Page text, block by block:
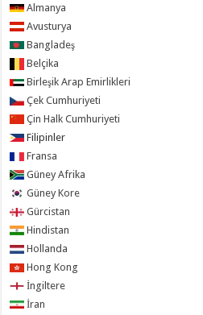
Almanya
Avusturya
Bangladeş
Belçika
Birleşik Arap Emirlikleri
Çek Cumhuriyeti
Çin Halk Cumhuriyeti
Filipinler
Fransa
Güney Afrika
Güney Kore
Gürcistan
Hindistan
Hollanda
Hong Kong
İngiltere
İran